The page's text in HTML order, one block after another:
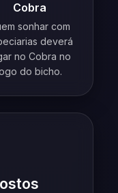
Cobra
sonhar com
deverá
no Cobra no
do bicho.